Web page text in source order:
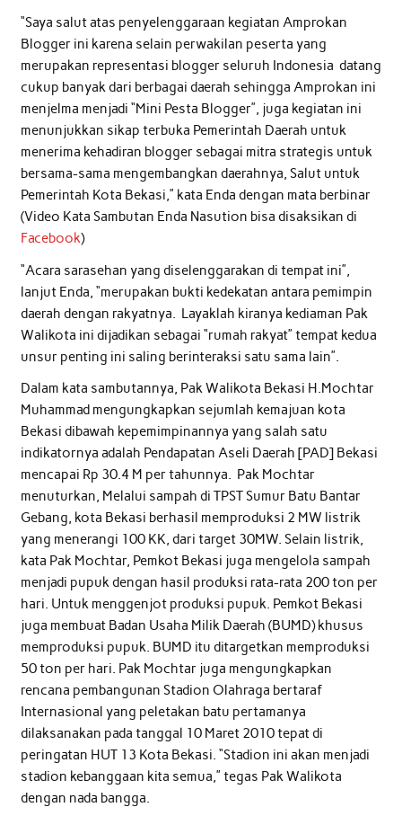
“Saya salut atas penyelenggaraan kegiatan Amprokan
Blogger ini karena selain perwakilan peserta yang
merupakan representasi blogger seluruh Indonesia datang
cukup banyak dari berbagai daerah sehingga Amprokan ini
menjelma menjadi “Mini Pesta Blogger”, juga kegiatan ini
menunjukkan sikap terbuka Pemerintah Daerah untuk
menerima kehadiran blogger sebagai mitra strategis untuk
bersama-sama mengembangkan daerahnya, Salut untuk
Pemerintah Kota Bekasi,” kata Enda dengan mata berbinar
(Video Kata Sambutan Enda Nasution bisa disaksikan di
Facebook)
“Acara sarasehan yang diselenggarakan di tempat ini”,
lanjut Enda, “merupakan bukti kedekatan antara pemimpin
daerah dengan rakyatnya. Layaklah kiranya kediaman Pak
Walikota ini dijadikan sebagai “rumah rakyat” tempat kedua
unsur penting ini saling berinteraksi satu sama lain”.
Dalam kata sambutannya, Pak Walikota Bekasi H.Mochtar
Muhammad mengungkapkan sejumlah kemajuan kota
Bekasi dibawah kepemimpinannya yang salah satu
indikatornya adalah Pendapatan Aseli Daerah [PAD] Bekasi
mencapai Rp 30.4 M per tahunnya. Pak Mochtar
menuturkan, Melalui sampah di TPST Sumur Batu Bantar
Gebang, kota Bekasi berhasil memproduksi 2 MW listrik
yang menerangi 100 KK, dari target 30MW. Selain listrik,
kata Pak Mochtar, Pemkot Bekasi juga mengelola sampah
menjadi pupuk dengan hasil produksi rata-rata 200 ton per
hari. Untuk menggenjot produksi pupuk. Pemkot Bekasi
juga membuat Badan Usaha Milik Daerah (BUMD) khusus
memproduksi pupuk. BUMD itu ditargetkan memproduksi
50 ton per hari. Pak Mochtar juga mengungkapkan
rencana pembangunan Stadion Olahraga bertaraf
Internasional yang peletakan batu pertamanya
dilaksanakan pada tanggal 10 Maret 2010 tepat di
peringatan HUT 13 Kota Bekasi. “Stadion ini akan menjadi
stadion kebanggaan kita semua,” tegas Pak Walikota
dengan nada bangga.